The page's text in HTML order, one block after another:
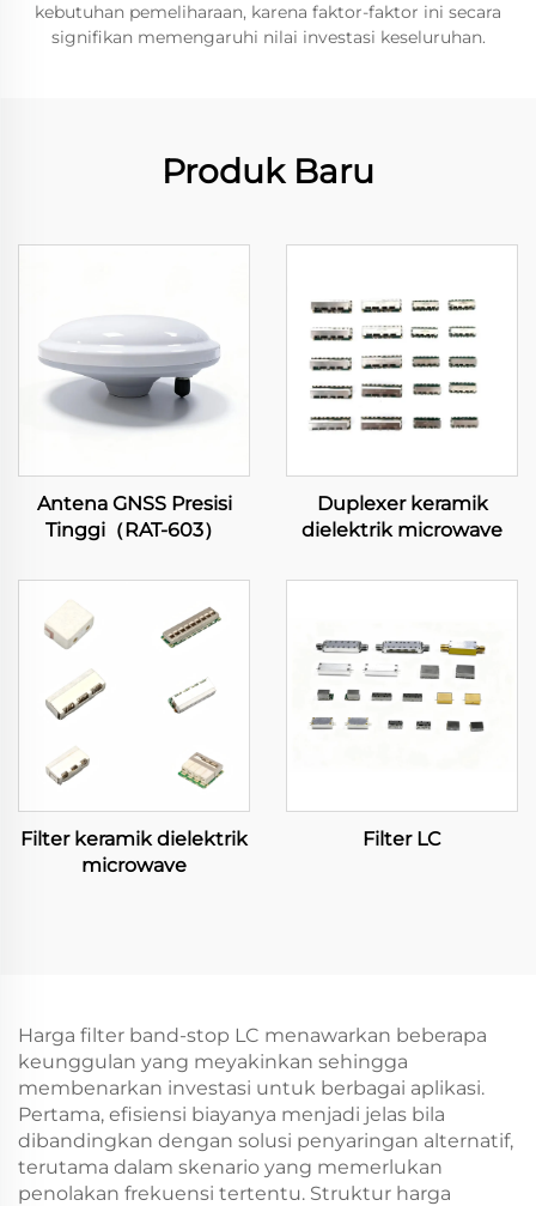
kebutuhan pemeliharaan, karena faktor-faktor ini secara
signifikan memengaruhi nilai investasi keseluruhan.
Produk Baru
Antena GNSS Presisi
Tinggi（RAT-603）
Duplexer keramik
dielektrik microwave
Filter keramik dielektrik
microwave
Filter LC
Harga filter band-stop LC menawarkan beberapa
keunggulan yang meyakinkan sehingga
membenarkan investasi untuk berbagai aplikasi.
Pertama, efisiensi biayanya menjadi jelas bila
dibandingkan dengan solusi penyaringan alternatif,
terutama dalam skenario yang memerlukan
penolakan frekuensi tertentu. Struktur harga